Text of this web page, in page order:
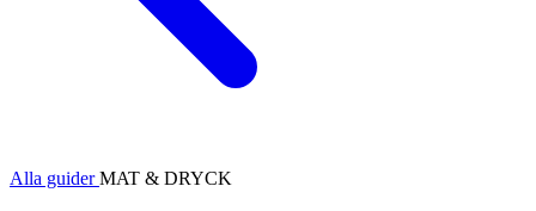
Alla guiderMAT & DRYCK